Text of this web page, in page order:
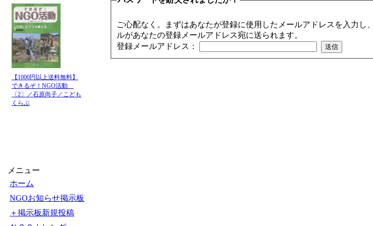
【1000円以上送料無料】
できるぞ！NGO活動
〔2〕／石原尚子／こども
くらぶ
メニュー
ホーム
NGOお知らせ掲示板
＋掲示板新規投稿
ご心配なく。まずはあなたが登録に使用したメールアドレスを入力
ルがあなたの登録メールアドレス宛に送られます。
登録メールアドレス：